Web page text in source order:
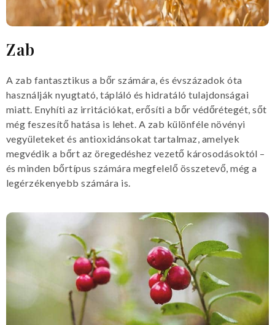
Zab
A zab fantasztikus a bőr számára, és évszázadok óta
használják nyugtató, tápláló és hidratáló tulajdonságai
miatt. Enyhíti az irritációkat, erősíti a bőr védőrétegét, sőt
még feszesítő hatása is lehet. A zab különféle növényi
vegyületeket és antioxidánsokat tartalmaz, amelyek
megvédik a bőrt az öregedéshez vezető károsodásoktól –
és minden bőrtípus számára megfelelő összetevő, még a
legérzékenyebb számára is.